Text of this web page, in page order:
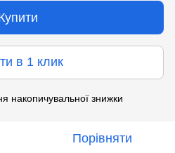
в 1 клик
накопичувальної знижки
Порівняти